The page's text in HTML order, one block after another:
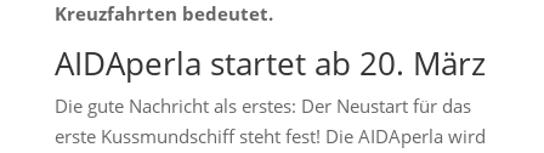
Kreuzfahrten bedeutet.
AIDAperla startet ab 20. März
Die gute Nachricht als erstes: Der Neustart für das
erste Kussmundschiff steht fest! Die AIDAperla wird